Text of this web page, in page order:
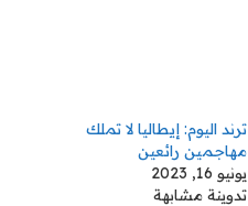
ترند اليوم: إيطاليا لا تملك
مهاجمين رائعين
يونيو 16, 2023
تدوينة مشابهة